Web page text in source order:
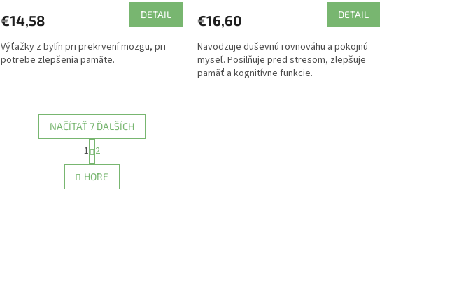
€14,58 DETAIL
Výťažky z bylín pri prekrvení mozgu, pri
potrebe zlepšenia pamäte.
€16,60 DETAIL
Navodzuje duševnú rovnováhu a pokojnú
myseľ. Posilňuje pred stresom, zlepšuje
pamäť a kognitívne funkcie.
O
v
l
NAČÍTAŤ 7 ĎALŠÍCH
S
t
r
á
n
1 2
HORE